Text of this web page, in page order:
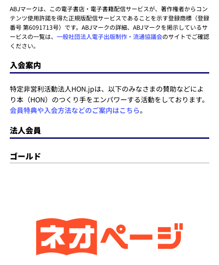
ABJマークは、この電子書店・電子書籍配信サービスが、著作権者からコン
テンツ使用許諾を得た正規版配信サービスであることを示す登録商標（登録
番号 第6091713号）です。ABJマークの詳細、ABJマークを掲示しているサ
ービスの一覧は、 一般社団法人電子出版制作・流通協議会のサイトでご確認
ください。
入会案内
特定非営利活動法人HON.jpは、以下のみなさまの賛助などによ
り本（HON）のつくり手をエンパワーする活動をしております。
会員特典や入会方法などのご案内はこちら。
法人会員
ゴールド